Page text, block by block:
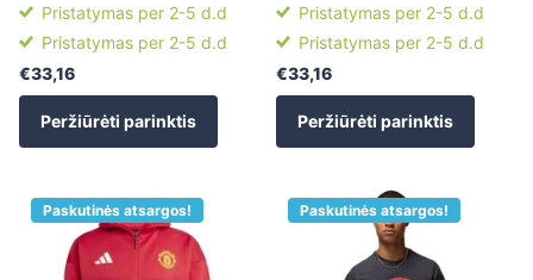
Pristatymas per 2-5 d.d
Pristatymas per 2-5 d.d
€33,16
Peržiūrėti parinktis
Pristatymas per 2-5 d.d
Pristatymas per 2-5 d.d
€33,16
Peržiūrėti parinktis
Paskutinės atsargos! Paskutinės atsargos!